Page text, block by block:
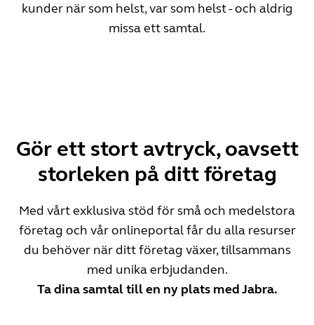
kunder när som helst, var som helst - och aldrig
missa ett samtal.
Gör ett stort avtryck, oavsett
storleken på ditt företag
Med vårt exklusiva stöd för små och medelstora
företag och vår onlineportal får du alla resurser
du behöver när ditt företag växer, tillsammans
med unika erbjudanden.
Ta dina samtal till en ny plats med Jabra.